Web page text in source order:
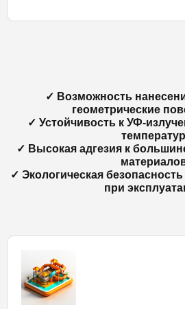
✓ Возможность
геометрические
✓ Устойчивость к УФ-
температур
✓ Высокая адгезия к
✓ Экологическая
при